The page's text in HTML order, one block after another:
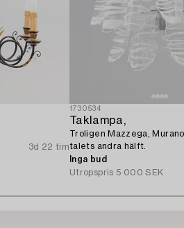
3d 22 tim
1730534
Taklampa,
Troligen Mazzega,
talets andra hälft.
Inga bud
Utropspris 5 000 SEK